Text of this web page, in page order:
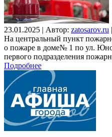
23.01.2025 | Автор: zatosarov.ru |
На центральный пункт
о пожаре в доме№ 1 по ул.
первого подразделения
Подробнее